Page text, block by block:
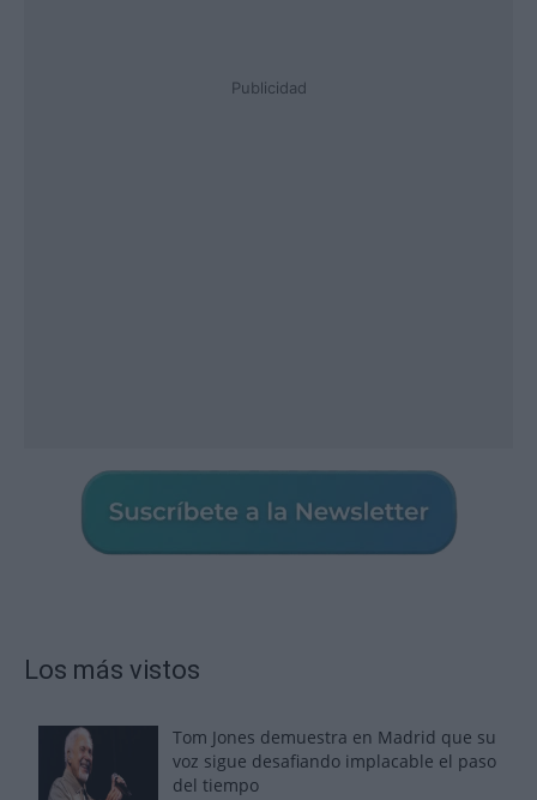
Publicidad
Los más vistos
Tom Jones demuestra en Madrid que su
voz sigue desafiando implacable el paso
del tiempo